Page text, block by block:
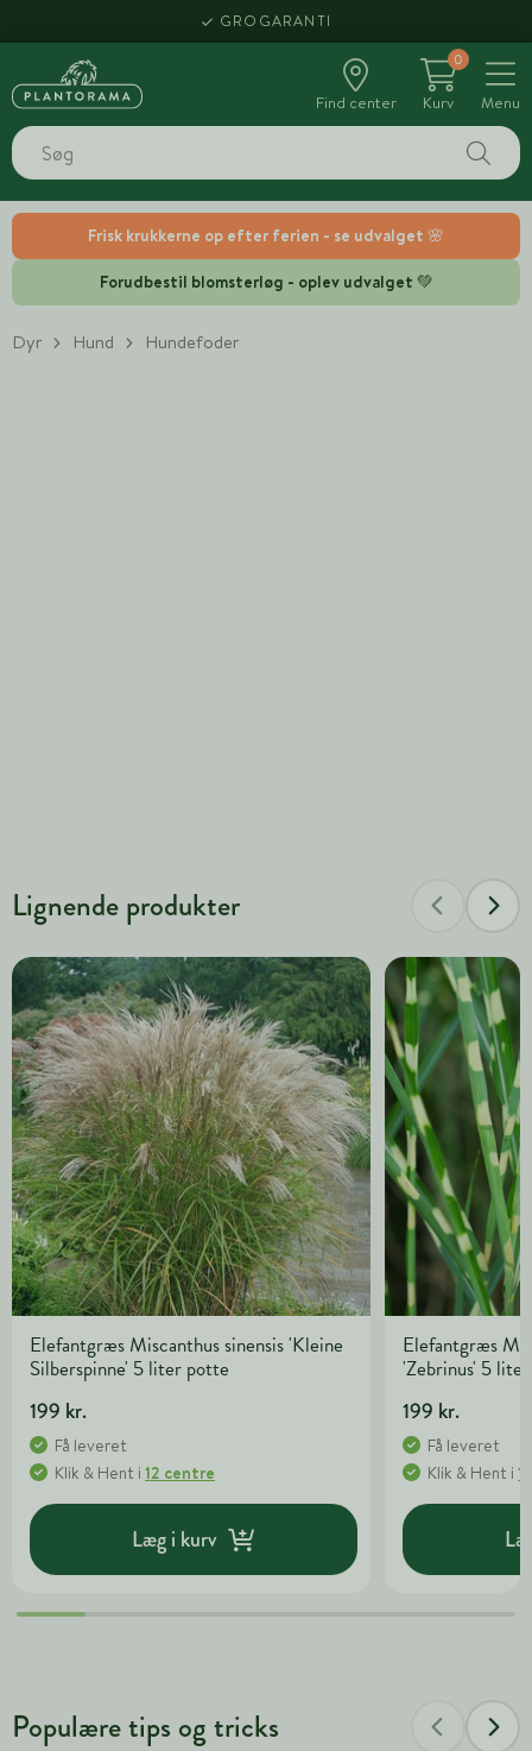
Frisk krukkerne op efter ferien - se udvalget 🌸
Forudbestil blomsterløg - oplev udvalget 💚
GROGARANTI
Find center
0
Kurv
Menu
Dyr Hund Hundefoder
Lignende produkter
Elefantgræs Miscanthus sinensis 'Kleine
Silberspinne' 5 liter potte
199 kr.
Få leveret
Klik & Hent i 12 centre
Læg i kurv
Elefantgræs
'Zebrinus' 5
199 kr.
Få leveret
Klik & Hent i
Populære tips og tricks